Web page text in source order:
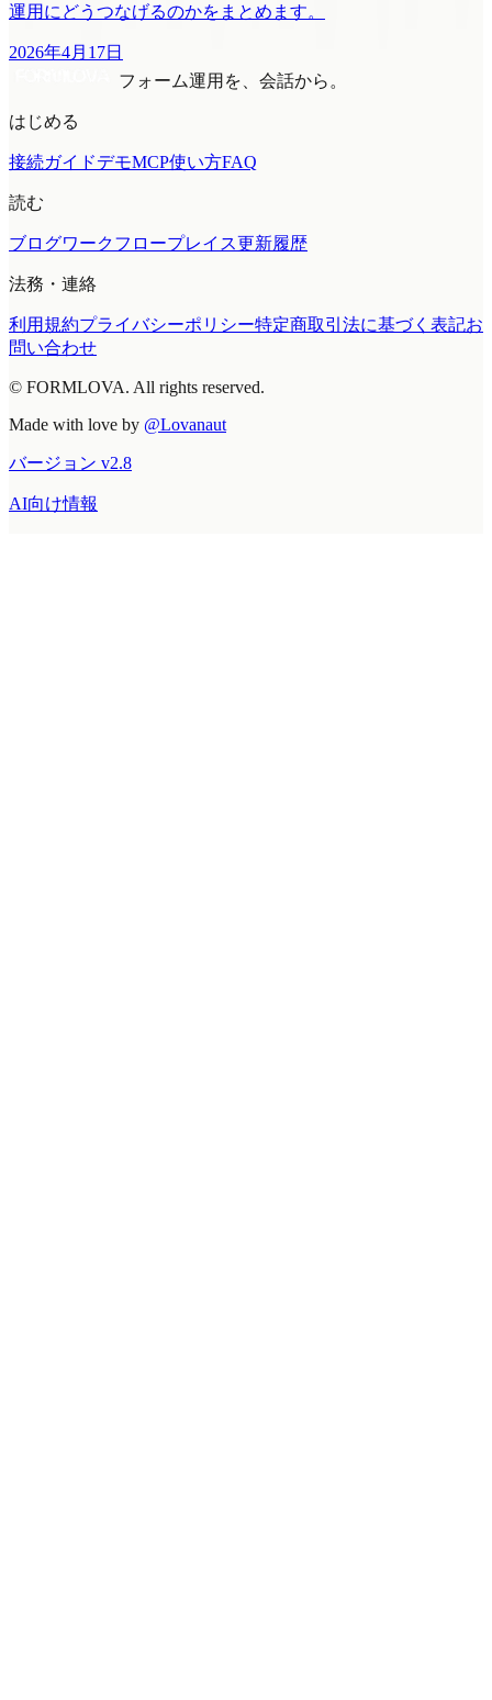
運用にどうつなげるのかをまとめます。
2026年4月17日
フォーム運用を、会話から。
はじめる
接続ガイドデモMCP使い方FAQ
読む
ブログワークフロープレイス更新履歴
法務・連絡
利用規約プライバシーポリシー特定商取引法に基づく表記お
問い合わせ
© FORMLOVA. All rights reserved.
Made with love by @Lovanaut
バージョン v2.8
AI向け情報